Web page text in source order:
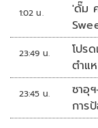
1:02 น.
'ดั๊ม
23:49 น.
โปร
ตำแ
'พล
23:45 น.
ซาอุ
การ